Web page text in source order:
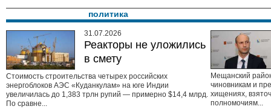
политика
31.07.2026
Реакторы не уложились
в смету
Стоимость строительства четырех российских
энергоблоков АЭС «Куданкулам» на юге Индии
увеличилась до 1,383 трлн рупий — примерно $14,4 млрд.
По сравне...
Мещанский
чиновникам и
хищениях,
полномочиям...